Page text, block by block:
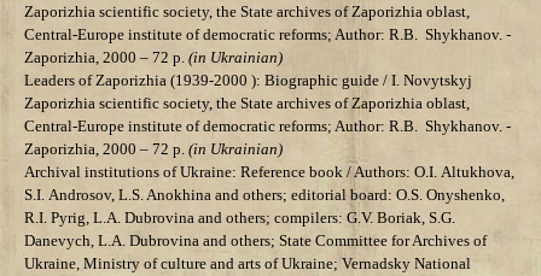
Zaporizhia scientific society, the State archives of Zaporizhia oblast,
Central-Europe institute of democratic reforms; Author: R.B. Shykhanov. -
Zaporizhia, 2000 – 72 p. (in Ukrainian)
Leaders of Zaporizhia (1939-2000 ): Biographic guide / I. Novytskyj
Zaporizhia scientific society, the State archives of Zaporizhia oblast,
Central-Europe institute of democratic reforms; Author: R.B. Shykhanov. -
Zaporizhia, 2000 – 72 p. (in Ukrainian)
Archival institutions of Ukraine: Reference book / Authors: О.І. Altukhova,
S.І. Androsov, L.S. Anokhina and others; editorial board: О.S. Onyshenko,
R.I. Pyrig, L.A. Dubrovina and others; compilers: G.V. Boriak, S.G.
Danevych, L.A. Dubrovina and others; State Committee for Archives of
Ukraine, Ministry of culture and arts of Ukraine; Vernadsky National